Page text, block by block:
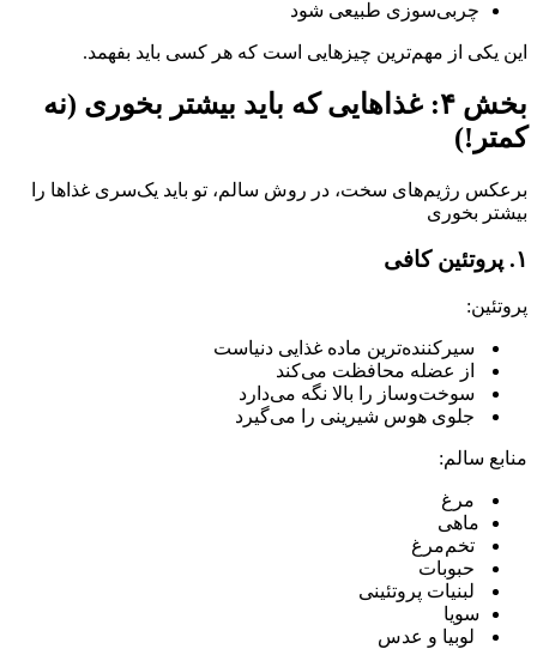
چربی‌سوزی طبیعی شود
این یکی از مهم‌ترین چیزهایی است که هر کسی باید بفهمد.
بخش ۴: غذاهایی که باید بیشتر بخوری (نه
کمتر!)
برعکس رژیم‌های سخت، در روش سالم، تو باید یک‌سری غذاها را
بیشتر بخوری
۱. پروتئین کافی
پروتئین:
سیرکننده‌ترین ماده غذایی دنیاست
از عضله محافظت می‌کند
سوخت‌وساز را بالا نگه می‌دارد
جلوی هوس شیرینی را می‌گیرد
منابع سالم:
مرغ
ماهی
تخم‌مرغ
حبوبات
لبنیات پروتئینی
سویا
لوبیا و عدس